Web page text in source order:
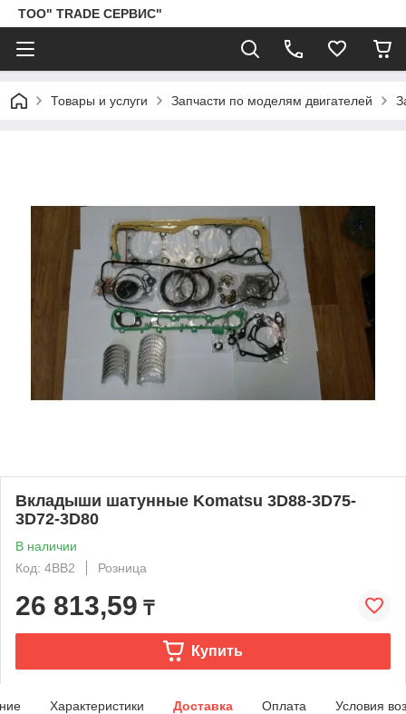
ТОО" TRADE СЕРВИС"
Товары и услуги Запчасти по моделям двигателей
Вкладыши шатунные Komatsu 3D88-3D75-
3D72-3D80
В наличии
Код: 4BB2
Розница
26 813,59 ₸
Купить
Характеристики Доставка Оплата Условия